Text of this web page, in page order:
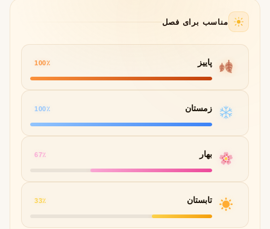
مناسب برای فصل
پاییز 100٪
زمستان 100٪
بهار 67٪
تابستان 33٪